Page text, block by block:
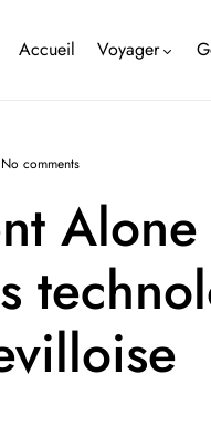
Accueil Voyager
No comments